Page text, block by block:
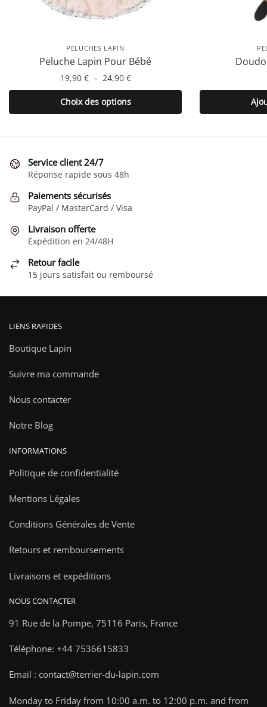
PELUCHES LAPIN
Peluche Lapin Pour Bébé
19,90 € – 24,90 €Plage
de
prix :
19,90 €
Choix des options
Ce
produit
variations.
Les
peuvent
être
choisies
sur
page
produit
Service client 24/7
Réponse rapide sous 48h
Paiements sécurisés
PayPal / MasterCard / Visa
Livraison offerte
Expédition en 24/48H
Retour facile
15 jours satisfait ou remboursé
LIENS RAPIDES
Boutique Lapin
Suivre ma commande
Nous contacter
Notre Blog
INFORMATIONS
Politique de confidentialité
Mentions Légales
Conditions Générales de Vente
Retours et remboursements
Livraisons et expéditions
NOUS CONTACTER
91 Rue de la Pompe, 75116 Paris, France
Téléphone: +44 7536615833
Email : contact@terrier-du-lapin.com
Monday to Friday from 10:00 a.m. to 12:00 p.m. and from